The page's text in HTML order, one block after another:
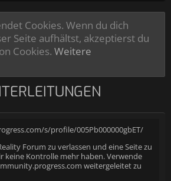
Cookies. Wenn du dich
Seite aufhältst, akzeptierst du
Cookies. Weitere
s/profile/005Pb000000gbET/
Forum zu verlassen und eine Seite zu
keine Kontrolle mehr haben. Verwende
weitergeleitet zu